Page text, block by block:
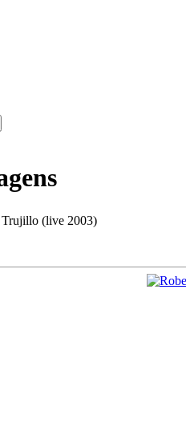
Trujillo (live 2003)